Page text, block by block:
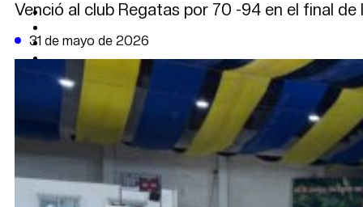
POLÍTICA
DATA FIRME
DE LA TRIBUNA TV
Venció al club Regatas por 70 -94 en el final
31 de mayo de 2026